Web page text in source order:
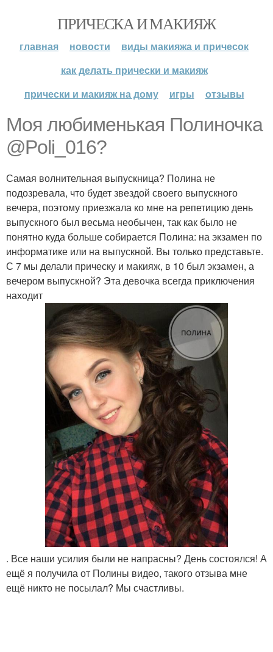
ПРИЧЕСКА И МАКИЯЖ
главная новости
виды макияжа и причесок
как делать прически и макияж
прически и макияж на дому
игры отзывы
Моя любименькая Полиночка
@Poli_016?
Самая волнительная выпускница? Полина не
подозревала, что будет звездой своего выпускного
вечера, поэтому приезжала ко мне на репетицию день
выпускного был весьма необычен, так как было не
понятно куда больше собирается Полина: на экзамен по
информатике или на выпускной. Вы только представьте.
С 7 мы делали прическу и макияж, в 10 был экзамен, а
вечером выпускной? Эта девочка всегда приключения
находит
. Все наши усилия были не напрасны? День состоялся! А
ещё я получила от Полины видео, такого отзыва мне
ещё никто не посылал? Мы счастливы.